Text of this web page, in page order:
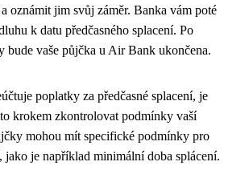
oznámit jim svůj záměr. Banka vám poté
k datu předčasného splacení. Po
bude vaše půjčka u Air Bank ukončena.
poplatky za předčasné splacení, je
krokem zkontrolovat podmínky vaší
mohou mít specifické podmínky pro
jako je například minimální doba splácení.